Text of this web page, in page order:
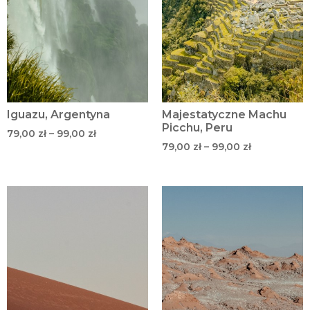
Iguazu, Argentyna
79,00 zł– 99,00 zł
Majestatyczne Machu
Picchu, Peru
79,00 zł– 99,00 zł